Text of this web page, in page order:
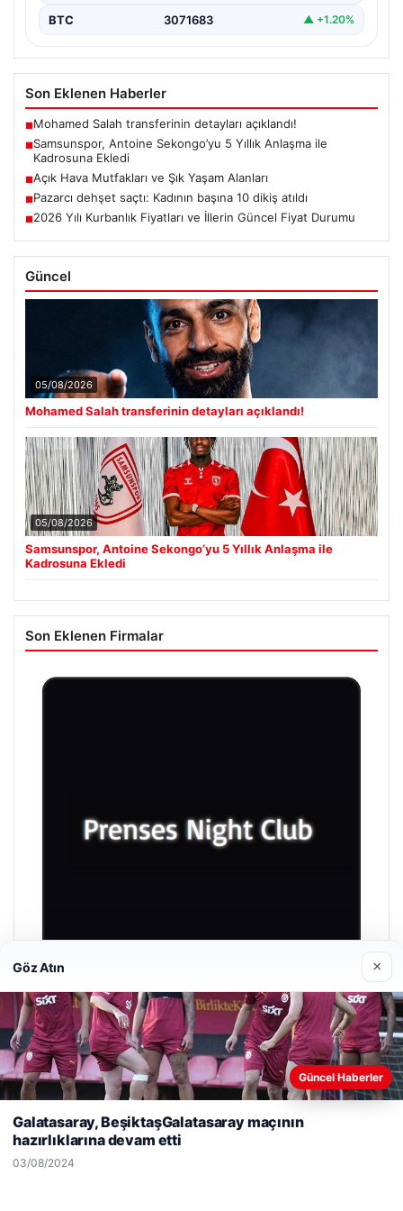
BTC 3071683 ▲ +1.20%
Son Eklenen Haberler
■Mohamed Salah transferinin detayları açıklandı!
■Samsunspor, Antoine Sekongo’yu 5 Yıllık Anlaşma ile
Kadrosuna Ekledi
■Açık Hava Mutfakları ve Şık Yaşam Alanları
■Pazarcı dehşet saçtı: Kadının başına 10 dikiş atıldı
■2026 Yılı Kurbanlık Fiyatları ve İllerin Güncel Fiyat Durumu
Güncel
05/08/2026
Mohamed Salah transferinin detayları açıklandı!
05/08/2026
Samsunspor, Antoine Sekongo’yu 5 Yıllık Anlaşma ile
Kadrosuna Ekledi
Son Eklenen Firmalar
Prenses Night Club
29/04/2026
Web sitemizi nasıl kullandığınızı daha iyi anlayabilmek,
kullanıyoruz.Çerez Politikamız
Göz Atın ×
Güncel Haberler
Galatasaray, BeşiktaşGalatasaray maçının
hazırlıklarına devam etti
03/08/2024